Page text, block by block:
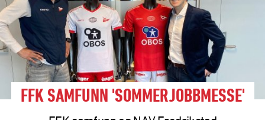
FFK SAMFUNN 'SOMMERJOBBMESSE'